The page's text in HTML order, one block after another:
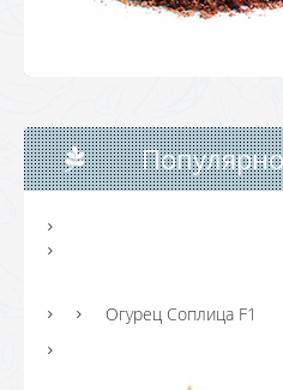
Огурец Соплица F1